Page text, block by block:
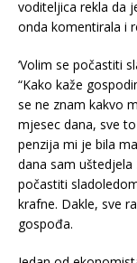
voditeljica rekla da
onda komentirala i
‘Volim se počastiti
“Kako kaže
se ne znam kakvo
mjesec dana, sve
penzija mi je bila
dana sam uštedjela
počastiti
krafne. Dakle, sve
gospođa.